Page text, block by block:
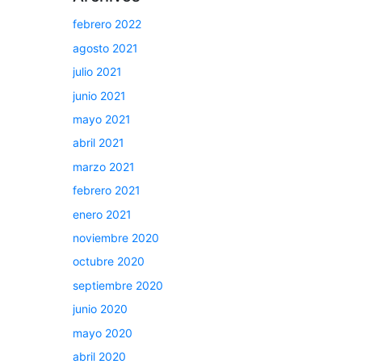
febrero 2022
agosto 2021
julio 2021
junio 2021
mayo 2021
abril 2021
marzo 2021
febrero 2021
enero 2021
noviembre 2020
octubre 2020
septiembre 2020
junio 2020
mayo 2020
abril 2020